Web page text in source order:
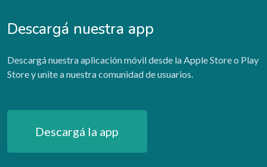
Descargá nuestra app
Descargá nuestra aplicación móvil desde la Apple Store o Play
Store y unite a nuestra comunidad de usuarios.
Descargá la app